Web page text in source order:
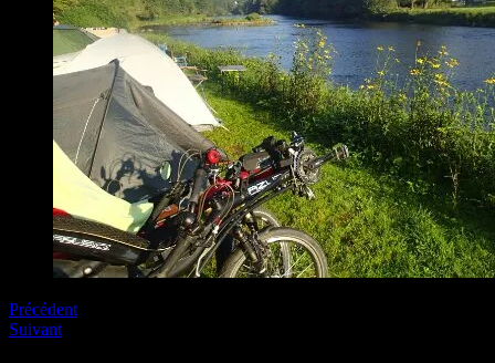
Précédent
Suivant